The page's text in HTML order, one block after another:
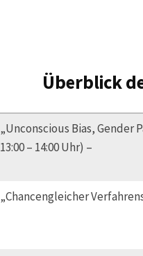
Überblick
„Unconscious Bias,
13:00 – 14:00 Uhr) –
„Chancengleicher